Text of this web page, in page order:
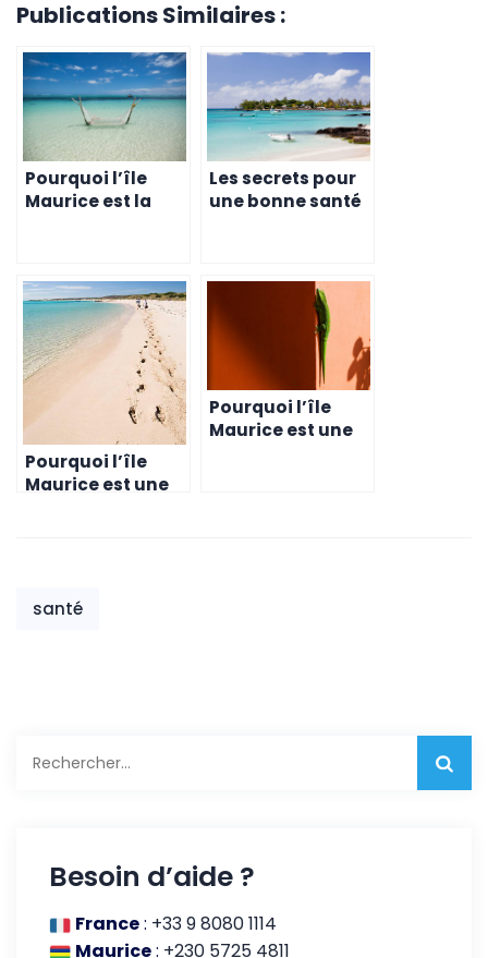
Publications Similaires :
Pourquoi l’île
Maurice est la
heureuse
Les secrets pour
une bonne santé
Pourquoi l’île
Maurice est une
l’éducation
Pourquoi l’île
Maurice est une
santé
Besoin d’aide ?
France: +33 9 8080 1114
Maurice: +230 5725 4811